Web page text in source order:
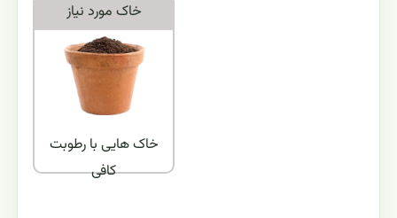
خاک مورد نياز
خاک هایی با رطوبت
کافی